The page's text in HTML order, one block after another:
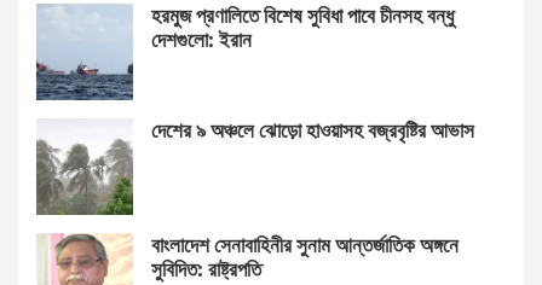
হরমুজ প্রণালিতে বিশেষ সুবিধা পাবে চীনসহ বন্ধু
দেশগুলো: ইরান
দেশের ৯ অঞ্চলে ঝোড়ো হাওয়াসহ বজ্রবৃষ্টির আভাস
বাংলাদেশ সেনাবাহিনীর সুনাম আন্তর্জাতিক অঙ্গনে
সুবিদিত: রাষ্ট্রপতি